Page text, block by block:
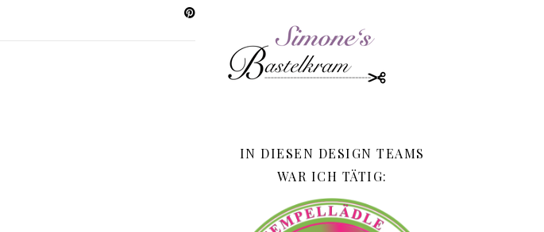
IN DIESEN DESIGN TEAMS
WAR ICH TÄTIG: